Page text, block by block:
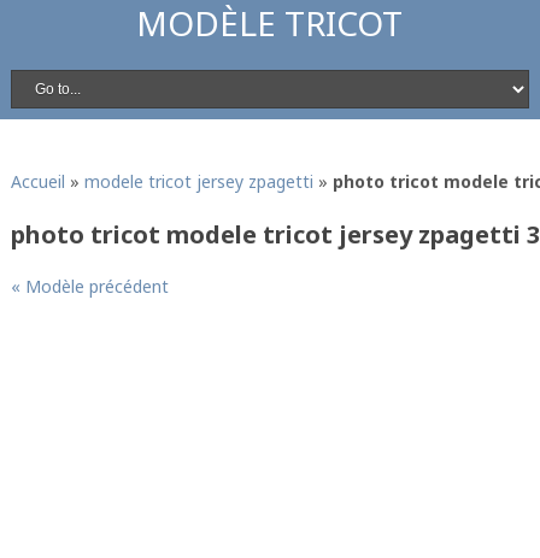
MODÈLE TRICOT
Accueil » modele tricot jersey zpagetti » photo tricot modele
photo tricot modele tricot jersey zpagetti 3
« Modèle précédent